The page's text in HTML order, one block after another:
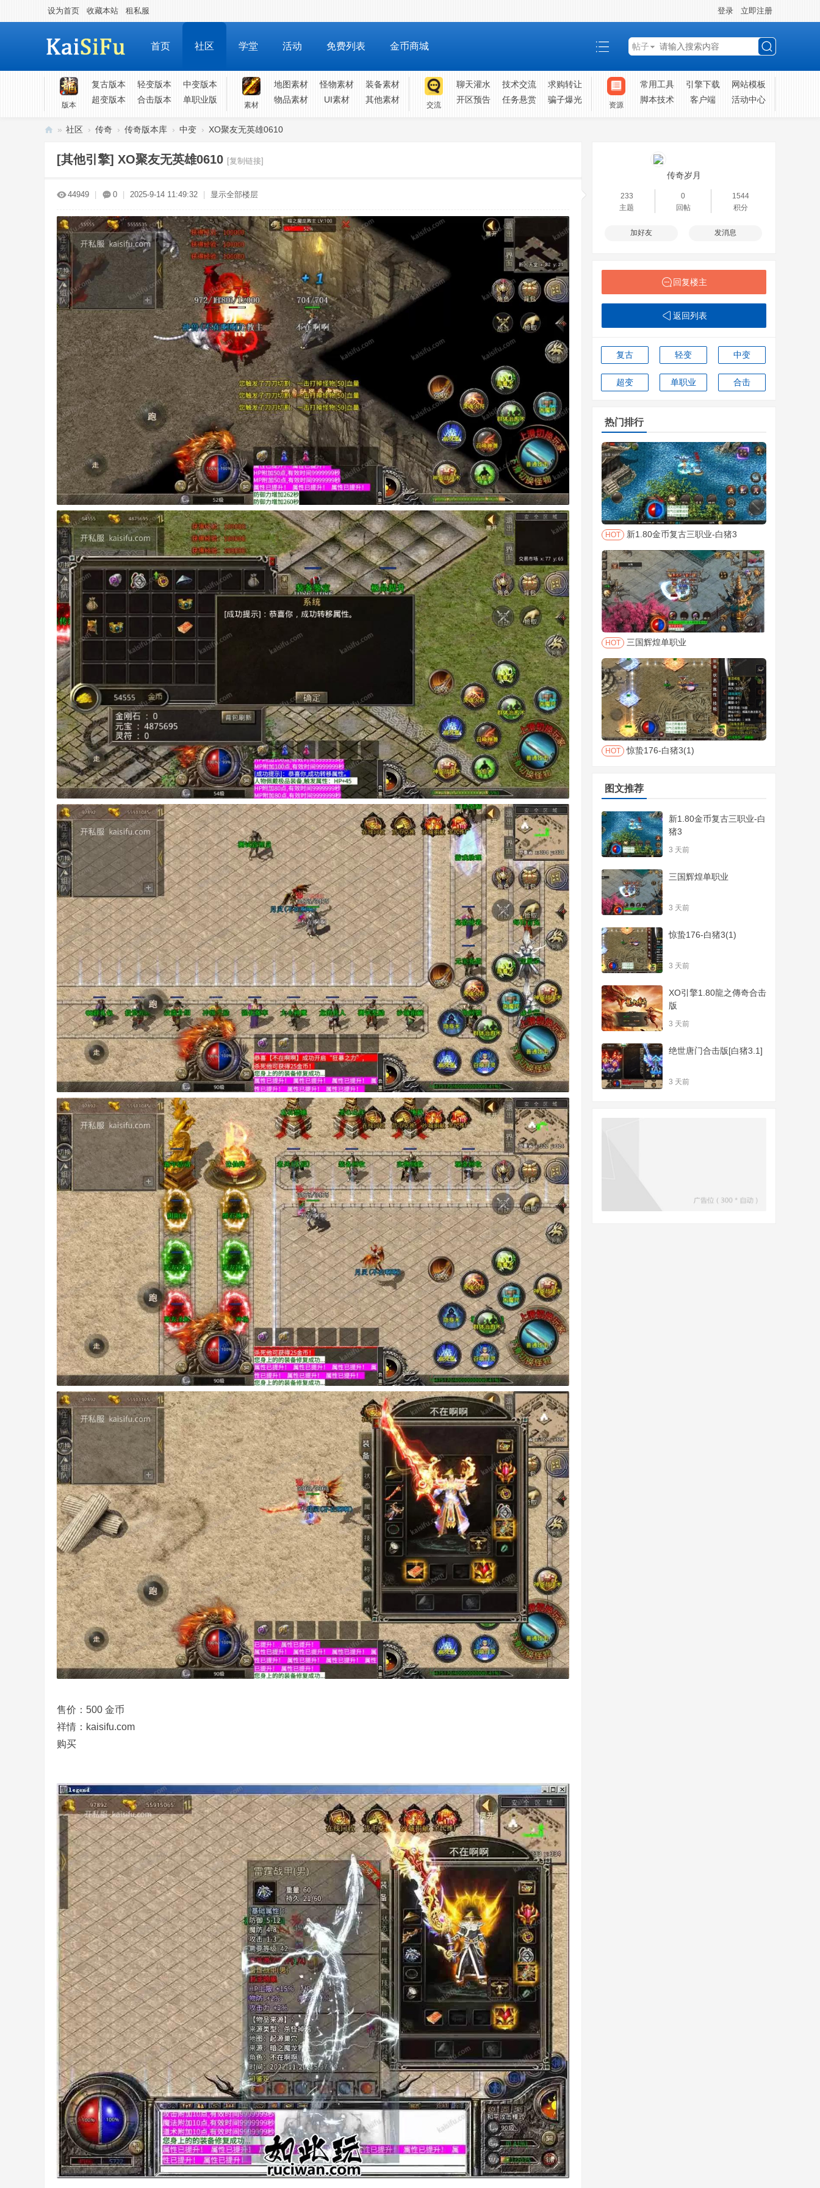
设为首页 收藏本站 租私服 登录 立即注册
首页 社区 学堂 活动 免费列表 金币商城 帖子
版本
复古版本 轻变版本
中变版本
超变版本
合击版本 单职业版
素材
地图素材 怪物素材
装备素材
物品素材
UI素材 其他素材
交流
聊天灌水 技术交流
求购转让
开区预告
任务悬赏 骗子爆光
资源
常用工具 引擎下载
网站模板
脚本技术
客户端 活动中心
» 社区 › 传奇 › 传奇版本库 › 中变 › XO聚友无英雄0610
[其他引擎] XO聚友无英雄0610 [复制链接]
44949 0 2025-9-14 11:49:32 显示全部楼层
售价： 500 金币
祥情：kaisifu.com
购买
传奇岁月
233
主题
0
回帖
1544
积分
加好友 发消息
回复楼主
返回列表
复古 轻变 中变
超变 单职业 合击
热门排行
HOT 新1.80金币复古三职业-白猪3
HOT 三国辉煌单职业
HOT 惊蛰176-白猪3(1)
图文推荐
新1.80金币复古三职业-白
猪3
3 天前
三国辉煌单职业
3 天前
惊蛰176-白猪3(1)
3 天前
XO引擎1.80龍之傳奇合击
版
3 天前
绝世唐门合击版[白猪3.1]
3 天前